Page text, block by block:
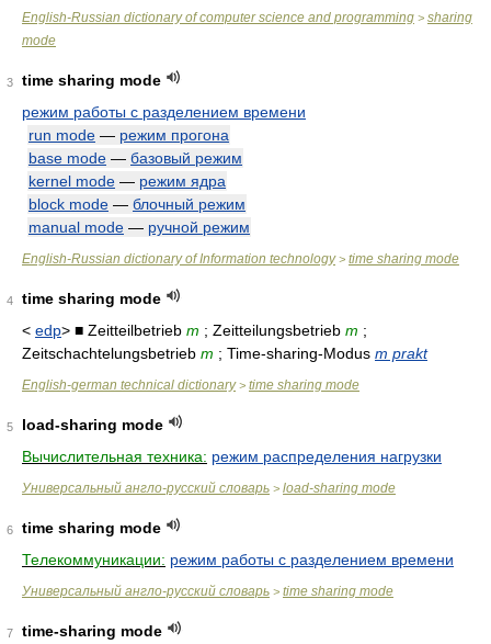
English-Russian dictionary of computer science and programming > sharing
mode
3
time sharing mode
режим работы с разделением времени
run mode — режим прогона
base mode — базовый режим
kernel mode — режим ядра
block mode — блочный режим
manual mode — ручной режим
English-Russian dictionary of Information technology> time sharing mode
4
time sharing mode
< edp> ■ Zeitteilbetrieb m ; Zeitteilungsbetrieb m ;
Zeitschachtelungsbetrieb m ; Time-sharing-Modus m prakt
English-german technical dictionary> time sharing mode
5
load-sharing mode
Вычислительная техника: режим распределения нагрузки
Универсальный англо-русский словарь > load-sharing mode
6
time sharing mode
Телекоммуникации: режим работы с разделением времени
Универсальный англо-русский словарь > time sharing mode
7
time-sharing mode